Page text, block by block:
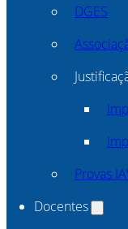
DGES
Provas
Docentes